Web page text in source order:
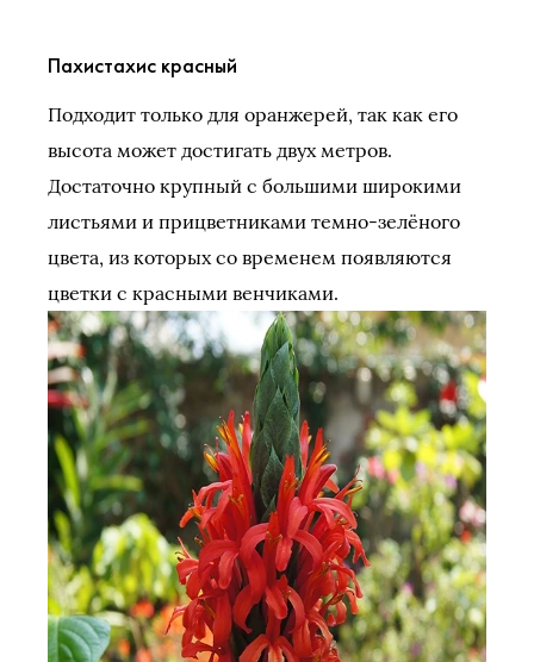
Пахистахис красный
Подходит только для оранжерей, так как его
высота может достигать двух метров.
Достаточно крупный с большими широкими
листьями и прицветниками темно-зелёного
цвета, из которых со временем появляются
цветки с красными венчиками.